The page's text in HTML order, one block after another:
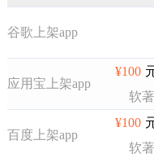
谷歌上架app
应用宝上架app
¥100
软著
百度上架app
¥100
软著